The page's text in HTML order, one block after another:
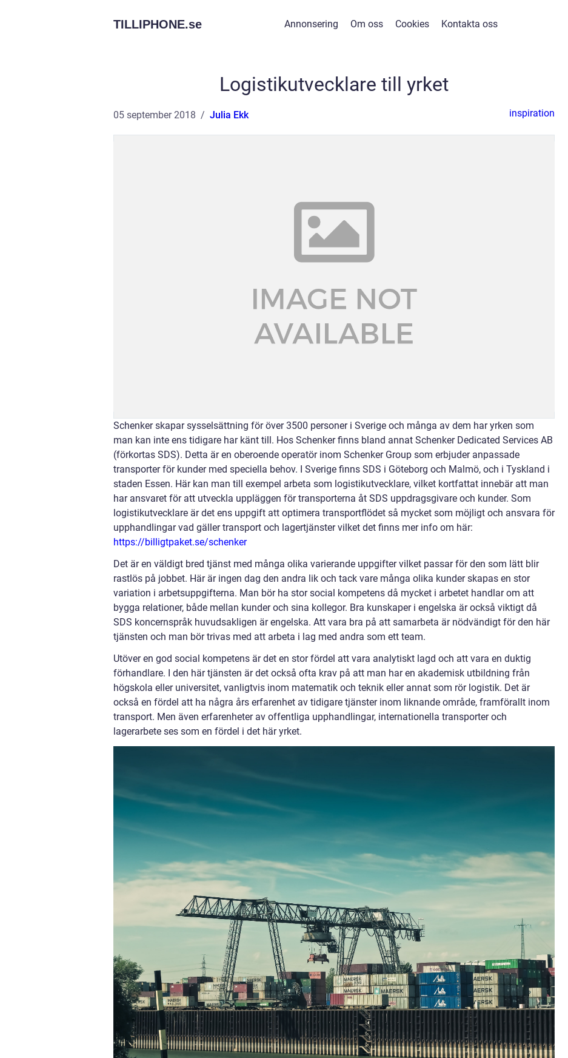
TILLIPHONE.se Annonsering Om oss Cookies Kontakta oss
Logistikutvecklare till yrket
05 september 2018 Julia Ekk inspiration
Schenker skapar sysselsättning för över 3500 personer i Sverige och många av dem har yrken som
man kan inte ens tidigare har känt till. Hos Schenker finns bland annat Schenker Dedicated Services AB
(förkortas SDS). Detta är en oberoende operatör inom Schenker Group som erbjuder anpassade
transporter för kunder med speciella behov. I Sverige finns SDS i Göteborg och Malmö, och i Tyskland i
staden Essen. Här kan man till exempel arbeta som logistikutvecklare, vilket kortfattat innebär att man
har ansvaret för att utveckla uppläggen för transporterna åt SDS uppdragsgivare och kunder. Som
logistikutvecklare är det ens uppgift att optimera transportflödet så mycket som möjligt och ansvara för
upphandlingar vad gäller transport och lagertjänster vilket det finns mer info om här:
https://billigtpaket.se/schenker
Det är en väldigt bred tjänst med många olika varierande uppgifter vilket passar för den som lätt blir
rastlös på jobbet. Här är ingen dag den andra lik och tack vare många olika kunder skapas en stor
variation i arbetsuppgifterna. Man bör ha stor social kompetens då mycket i arbetet handlar om att
bygga relationer, både mellan kunder och sina kollegor. Bra kunskaper i engelska är också viktigt då
SDS koncernspråk huvudsakligen är engelska. Att vara bra på att samarbeta är nödvändigt för den här
tjänsten och man bör trivas med att arbeta i lag med andra som ett team.
Utöver en god social kompetens är det en stor fördel att vara analytiskt lagd och att vara en duktig
förhandlare. I den här tjänsten är det också ofta krav på att man har en akademisk utbildning från
högskola eller universitet, vanligtvis inom matematik och teknik eller annat som rör logistik. Det är
också en fördel att ha några års erfarenhet av tidigare tjänster inom liknande område, framförallt inom
transport. Men även erfarenheter av offentliga upphandlingar, internationella transporter och
lagerarbete ses som en fördel i det här yrket.